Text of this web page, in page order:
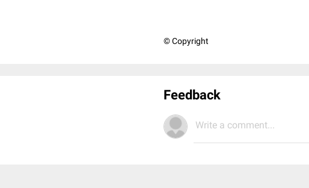
© Copyright
Feedback
Write a comment...